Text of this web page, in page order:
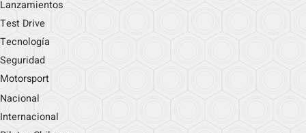
Lanzamientos
Test Drive
Tecnología
Seguridad
Motorsport
Nacional
Internacional